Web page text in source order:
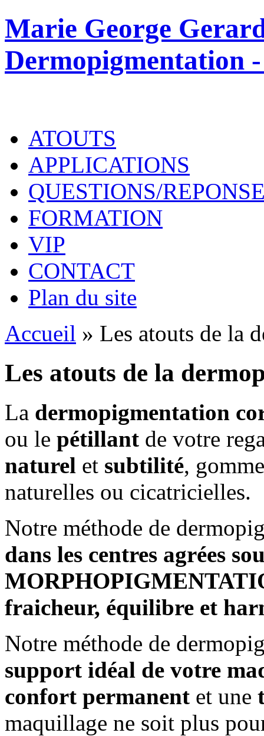
Marie George
Dermopigmentation
ATOUTS
APPLICATIONS
QUESTIONS/
FORMATION
VIP
CONTACT
Plan du site
Accueil » Les atouts de la
Les atouts de la
La dermopigmentation
ou le pétillant de votre
naturel et subtilité,
naturelles ou cicatricielles.
Notre méthode de
dans les centres agrées
fraicheur, équilibre et
Notre méthode de
support idéal de votre
confort permanent et une
maquillage ne soit plus